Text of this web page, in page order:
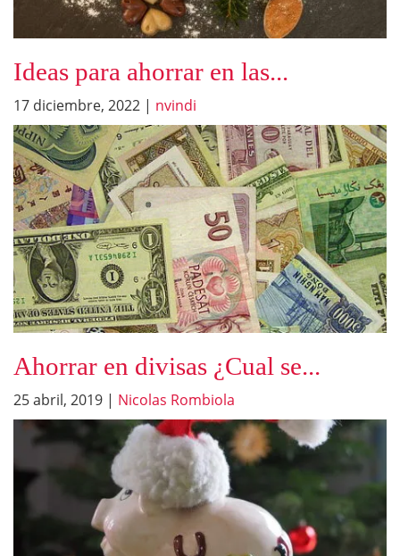
Ideas para ahorrar en las...
17 diciembre, 2022 | nvindi
Ahorrar en divisas ¿Cual se...
25 abril, 2019 | Nicolas Rombiola